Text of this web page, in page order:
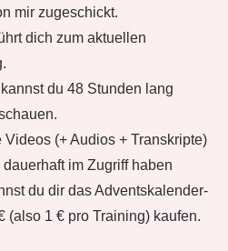
mir zugeschickt.
dich zum aktuellen
du 48 Stunden lang
Videos (+ Audios + Transkripte)
im Zugriff haben
du dir das Adventskalender-
(also 1 € pro Training) kaufen.